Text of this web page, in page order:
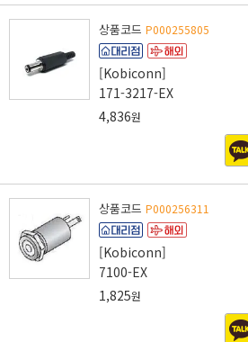
상품코드 P000255805
[Kobiconn]
171-3217-EX
4,836원
상품코드 P000256311
[Kobiconn]
7100-EX
1,825원